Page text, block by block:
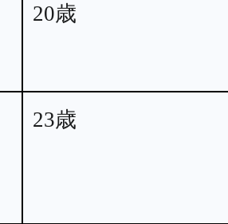
20歳
23歳